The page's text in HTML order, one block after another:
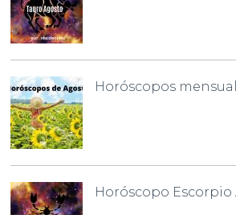
Horóscopos
Horóscopo Escorpio